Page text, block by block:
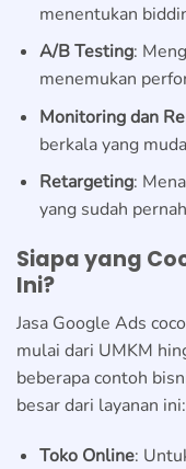
menentukan
A/B Testing:
menemukan
Monitoring dan
berkala yang
Retargeting:
yang sudah
Siapa yang
Ini?
Jasa Google Ads
mulai dari UMKM
beberapa contoh
besar dari layanan ini:
Toko Online: